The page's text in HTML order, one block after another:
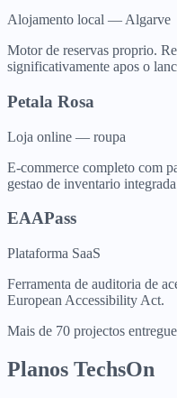
Alojamento local — Algarve
Motor de reservas proprio.
significativamente apos o
Petala Rosa
Loja online — roupa
E-commerce completo com
gestao de inventario
EAAPass
Plataforma SaaS
Ferramenta de auditoria de
European Accessibility Act.
Mais de 70 projectos
Planos TechsOn